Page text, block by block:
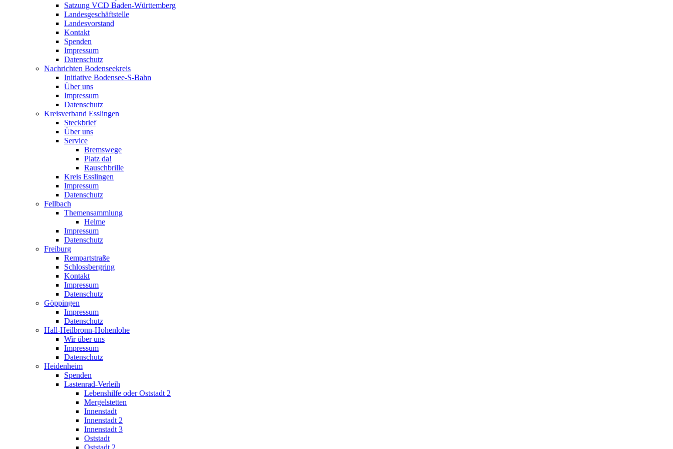
Satzung VCD Baden-Württemberg
Landesgeschäftstelle
Landesvorstand
Kontakt
Spenden
Impressum
Datenschutz
Nachrichten Bodenseekreis
Initiative Bodensee-S-Bahn
Über uns
Impressum
Datenschutz
Kreisverband Esslingen
Steckbrief
Über uns
Service
Bremswege
Platz da!
Rauschbrille
Kreis Esslingen
Impressum
Datenschutz
Fellbach
Themensammlung
Helme
Impressum
Datenschutz
Freiburg
Rempartstraße
Schlossbergring
Kontakt
Impressum
Datenschutz
Göppingen
Impressum
Datenschutz
Hall-Heilbronn-Hohenlohe
Wir über uns
Impressum
Datenschutz
Heidenheim
Spenden
Lastenrad-Verleih
Lebenshilfe oder Oststadt 2
Mergelstetten
Innenstadt
Innenstadt 2
Innenstadt 3
Oststadt
Oststadt 2